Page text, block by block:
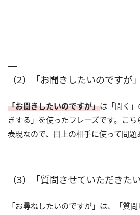
（2）「お聞きしたいのですが」
「お聞きしたいのですが」は「聞く
きする」を使ったフレーズです。こ
表現なので、目上の相手に使って問題
（3）「質問させていただきた
「お尋ねしたいのですが」は、「質